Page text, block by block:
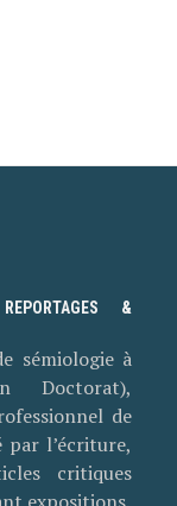
&
sémiologie à
Doctorat),
de
par l’écriture,
critiques